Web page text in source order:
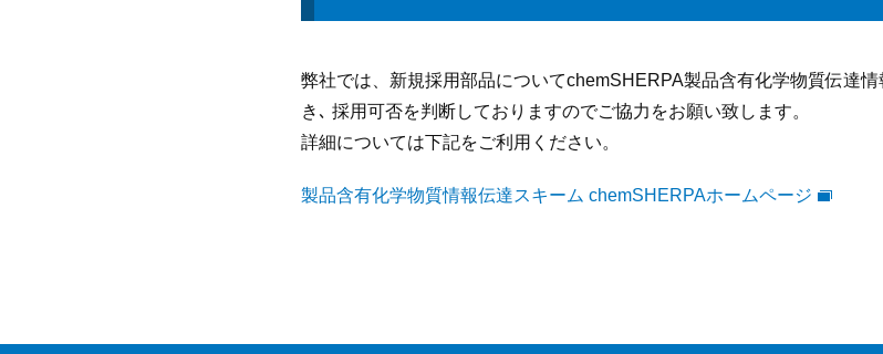
弊社では、新規採用部品についてchemSHERPA製品含有化学物質伝達
き､ 採用可否を判断しておりますのでご協力をお願い致します。
詳細については下記をご利用ください。
製品含有化学物質情報伝達スキーム chemSHERPAホームページ